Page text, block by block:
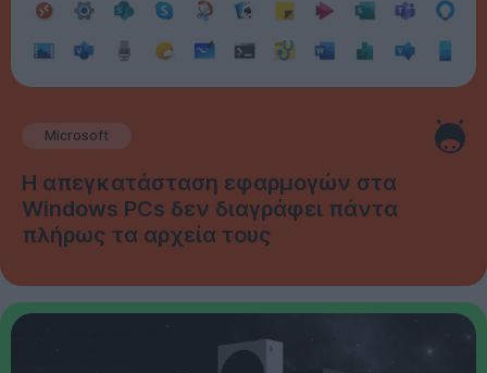
Microsoft
Η απεγκατάσταση εφαρμογών στα
Windows PCs δεν διαγράφει πάντα
πλήρως τα αρχεία τους